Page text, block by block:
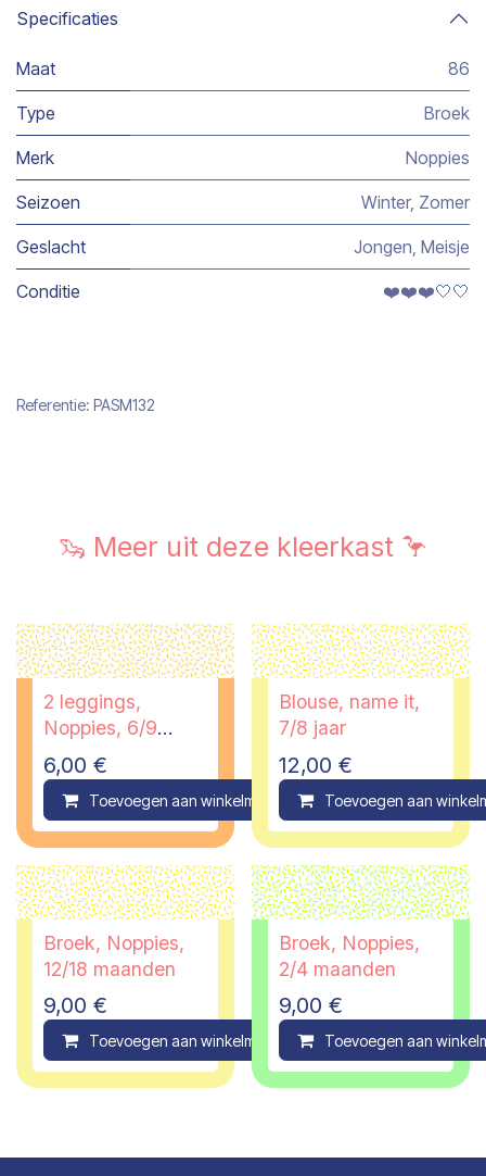
Specificaties
Maat 86
Type Broek
Merk Noppies
Seizoen Winter, Zomer
Geslacht Jongen, Meisje
Conditie ❤️❤️❤️🤍🤍
Referentie: PASM132
🦦 Meer uit deze kleerkast 🦩
2 leggings,
Noppies, 6/9
maanden
6,00 €
Toevoegen aan winkelmandje Compare
Blouse, name it,
7/8 jaar
12,00 €
Toevoegen aan
Broek, Noppies,
12/18 maanden
9,00 €
Toevoegen aan winkelmandje Compare
Broek, Noppies,
2/4 maanden
9,00 €
Toevoegen aan